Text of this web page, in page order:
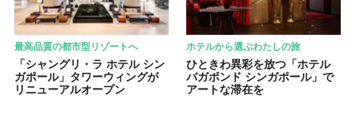
最高品質の都市型リゾートへ
「シャングリ・ラ ホテル シン
ガポール」タワーウィングが
リニューアルオープン
ホテルから選ぶわたしの旅
ひときわ異彩を放つ「ホテル
バガボンド シンガポール」で
アートな滞在を